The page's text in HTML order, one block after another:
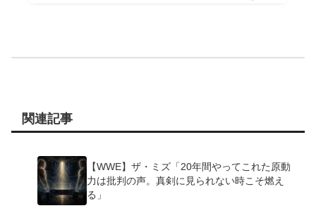
関連記事
【WWE】ザ・ミズ「20年間やってこれた原動
力は批判の声。真剣に見られない時こそ燃え
る」